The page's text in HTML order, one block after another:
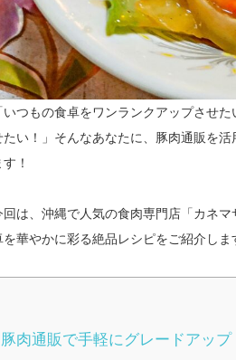
いつもの食卓をワンランクアップさせ
たい！」そんなあなたに、豚肉通販を
す！
回は、沖縄で人気の食肉専門店「カネ
を華やかに彩る絶品レシピをご紹介しま
豚肉通販で手軽にグレードアップ